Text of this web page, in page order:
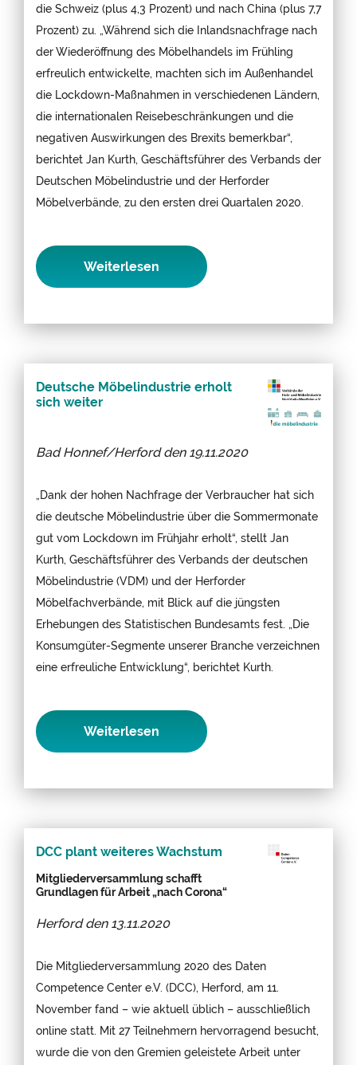
die Schweiz (plus 4,3 Prozent) und nach China (plus 7,7
Prozent) zu. „Während sich die Inlandsnachfrage nach
der Wiederöffnung des Möbelhandels im Frühling
erfreulich entwickelte, machten sich im Außenhandel
die Lockdown-Maßnahmen in verschiedenen Ländern,
die internationalen Reisebeschränkungen und die
negativen Auswirkungen des Brexits bemerkbar“,
berichtet Jan Kurth, Geschäftsführer des Verbands der
Deutschen Möbelindustrie und der Herforder
Möbelverbände, zu den ersten drei Quartalen 2020.
Weiterlesen
Deutsche Möbelindustrie erholt
sich weiter
Bad Honnef/Herford den 19.11.2020
„Dank der hohen Nachfrage der Verbraucher hat sich
die deutsche Möbelindustrie über die Sommermonate
gut vom Lockdown im Frühjahr erholt“, stellt Jan
Kurth, Geschäftsführer des Verbands der deutschen
Möbelindustrie (VDM) und der Herforder
Möbelfachverbände, mit Blick auf die jüngsten
Erhebungen des Statistischen Bundesamts fest. „Die
Konsumgüter-Segmente unserer Branche verzeichnen
eine erfreuliche Entwicklung“, berichtet Kurth.
Weiterlesen
DCC plant weiteres Wachstum
Mitgliederversammlung schafft
Grundlagen für Arbeit „nach Corona“
Herford den 13.11.2020
Die Mitgliederversammlung 2020 des Daten
Competence Center e.V. (DCC), Herford, am 11.
November fand – wie aktuell üblich – ausschließlich
online statt. Mit 27 Teilnehmern hervorragend besucht,
wurde die von den Gremien geleistete Arbeit unter